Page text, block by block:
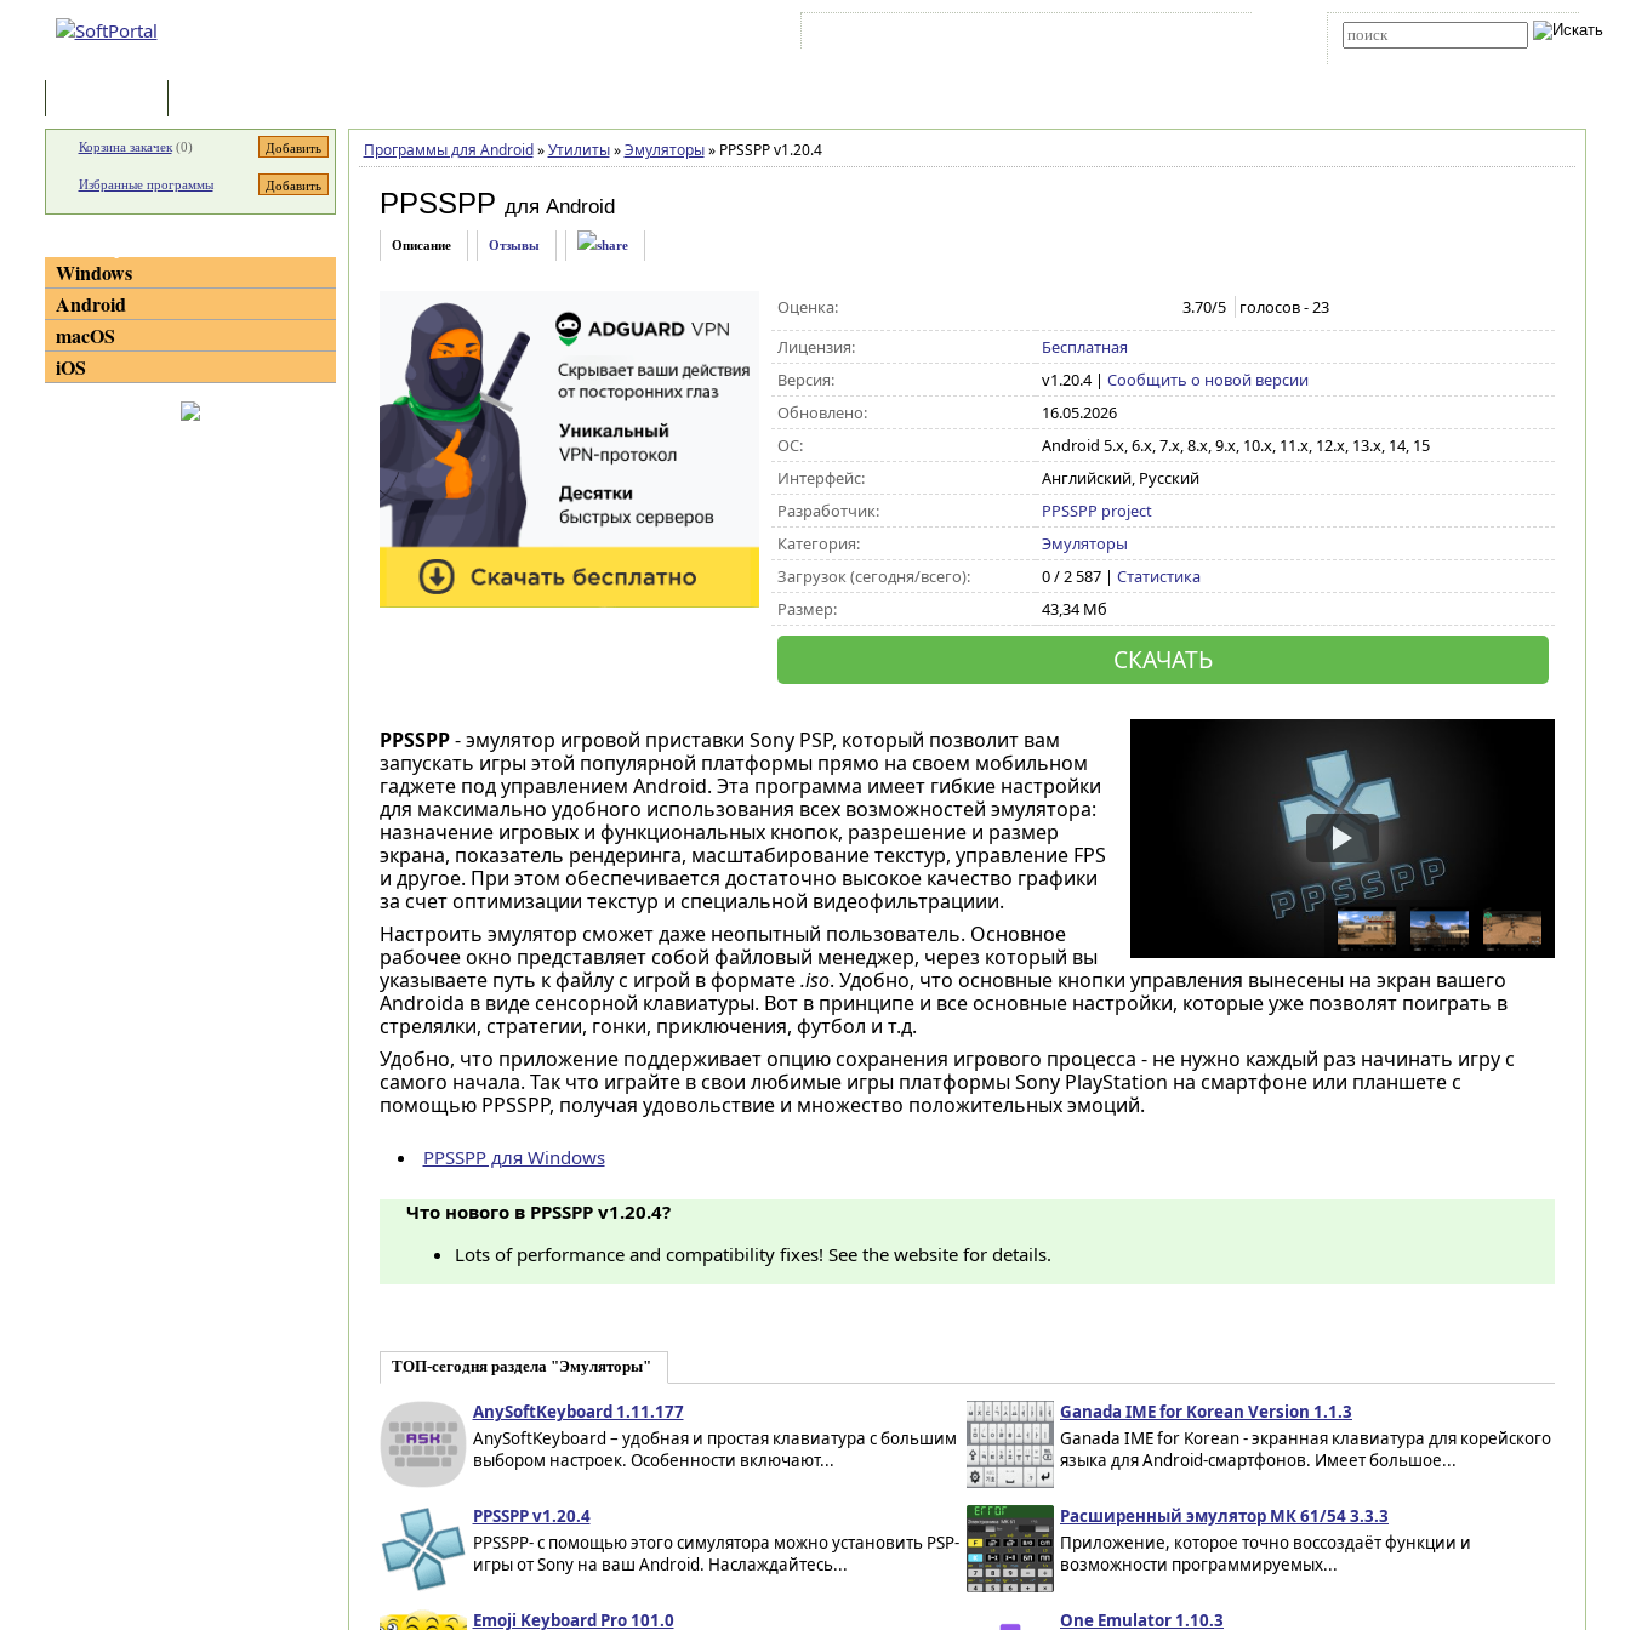
Программы для Android » Утилиты » Эмуляторы »PPSSPP v1.20.4
PPSSPP для Android
Описание Отзывы
Оценка: 3.70/5 голосов -23
Лицензия:
Бесплатная
Версия:
v1.20.4| Сообщить о новой версии
Обновлено:
16.05.2026
ОС:
Android 5.x, 6.x, 7.x, 8.x, 9.x, 10.x, 11.x, 12.x, 13.x, 14, 15
Интерфейс:
Английский, Русский
Разработчик:
PPSSPP project
Категория:
Эмуляторы
Загрузок (сегодня/всего):
0 / 2 587 | Статистика
Размер:
43,34 Мб
СКАЧАТЬ
PPSSPP- эмулятор игровой приставки Sony PSP, который позволит вам
запускать игры этой популярной платформы прямо на своем мобильном
гаджете под управлением Android. Эта программа имеет гибкие настройки
для максимально удобного использования всех возможностей эмулятора:
назначение игровых и функциональных кнопок, разрешение и размер
экрана, показатель рендеринга, масштабирование текстур, управление FPS
и другое. При этом обеспечивается достаточно высокое качество графики
за счет оптимизации текстур и специальной видеофильтрациии.
Настроить эмулятор сможет даже неопытный пользователь. Основное
рабочее окно представляет собой файловый менеджер, через который вы
указываете путь к файлу с игрой в формате.iso. Удобно, что основные кнопки управления вынесены на экран вашего
Androida в виде сенсорной клавиатуры. Вот в принципе и все основные настройки, которые уже позволят поиграть в
стрелялки, стратегии, гонки, приключения, футбол и т.д.
Удобно, что приложение поддерживает опцию сохранения игрового процесса - не нужно каждый раз начинать игру с
самого начала. Так что играйте в свои любимые игры платформы Sony PlayStation на смартфоне или планшете с
помощью PPSSPP, получая удовольствие и множество положительных эмоций.
PPSSPP для Windows
Что нового в PPSSPP v1.20.4?
Lots of performance and compatibility fixes! See the website for details.
ТОП-сегодня раздела "Эмуляторы"
AnySoftKeyboard 1.11.177
AnySoftKeyboard – удобная и простая клавиатура с большим
выбором настроек. Особенности включают...
Ganada IME for Korean Version 1.1.3
Ganada IME for Korean - экранная клавиатура для корейского
языка для Android-смартфонов. Имеет большое...
PPSSPP v1.20.4
PPSSPP- с помощью этого симулятора можно установить PSP-
игры от Sony на ваш Android. Наслаждайтесь...
Расширенный эмулятор МК 61/54 3.3.3
Приложение, которое точно воссоздаёт функции и
возможности программируемых...
Emoji Keyboard Pro 101.0 One Emulator 1.10.3
Корзина закачек(0)
Избранные программы
Windows
Android
macOS
iOS